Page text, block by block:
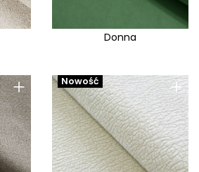
Donna
+ +
Nowość